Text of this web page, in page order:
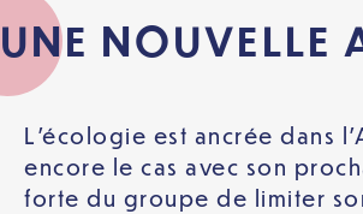
UNE NOUVELLE
L’écologie est ancrée dans
encore le cas avec son
forte du groupe de limiter